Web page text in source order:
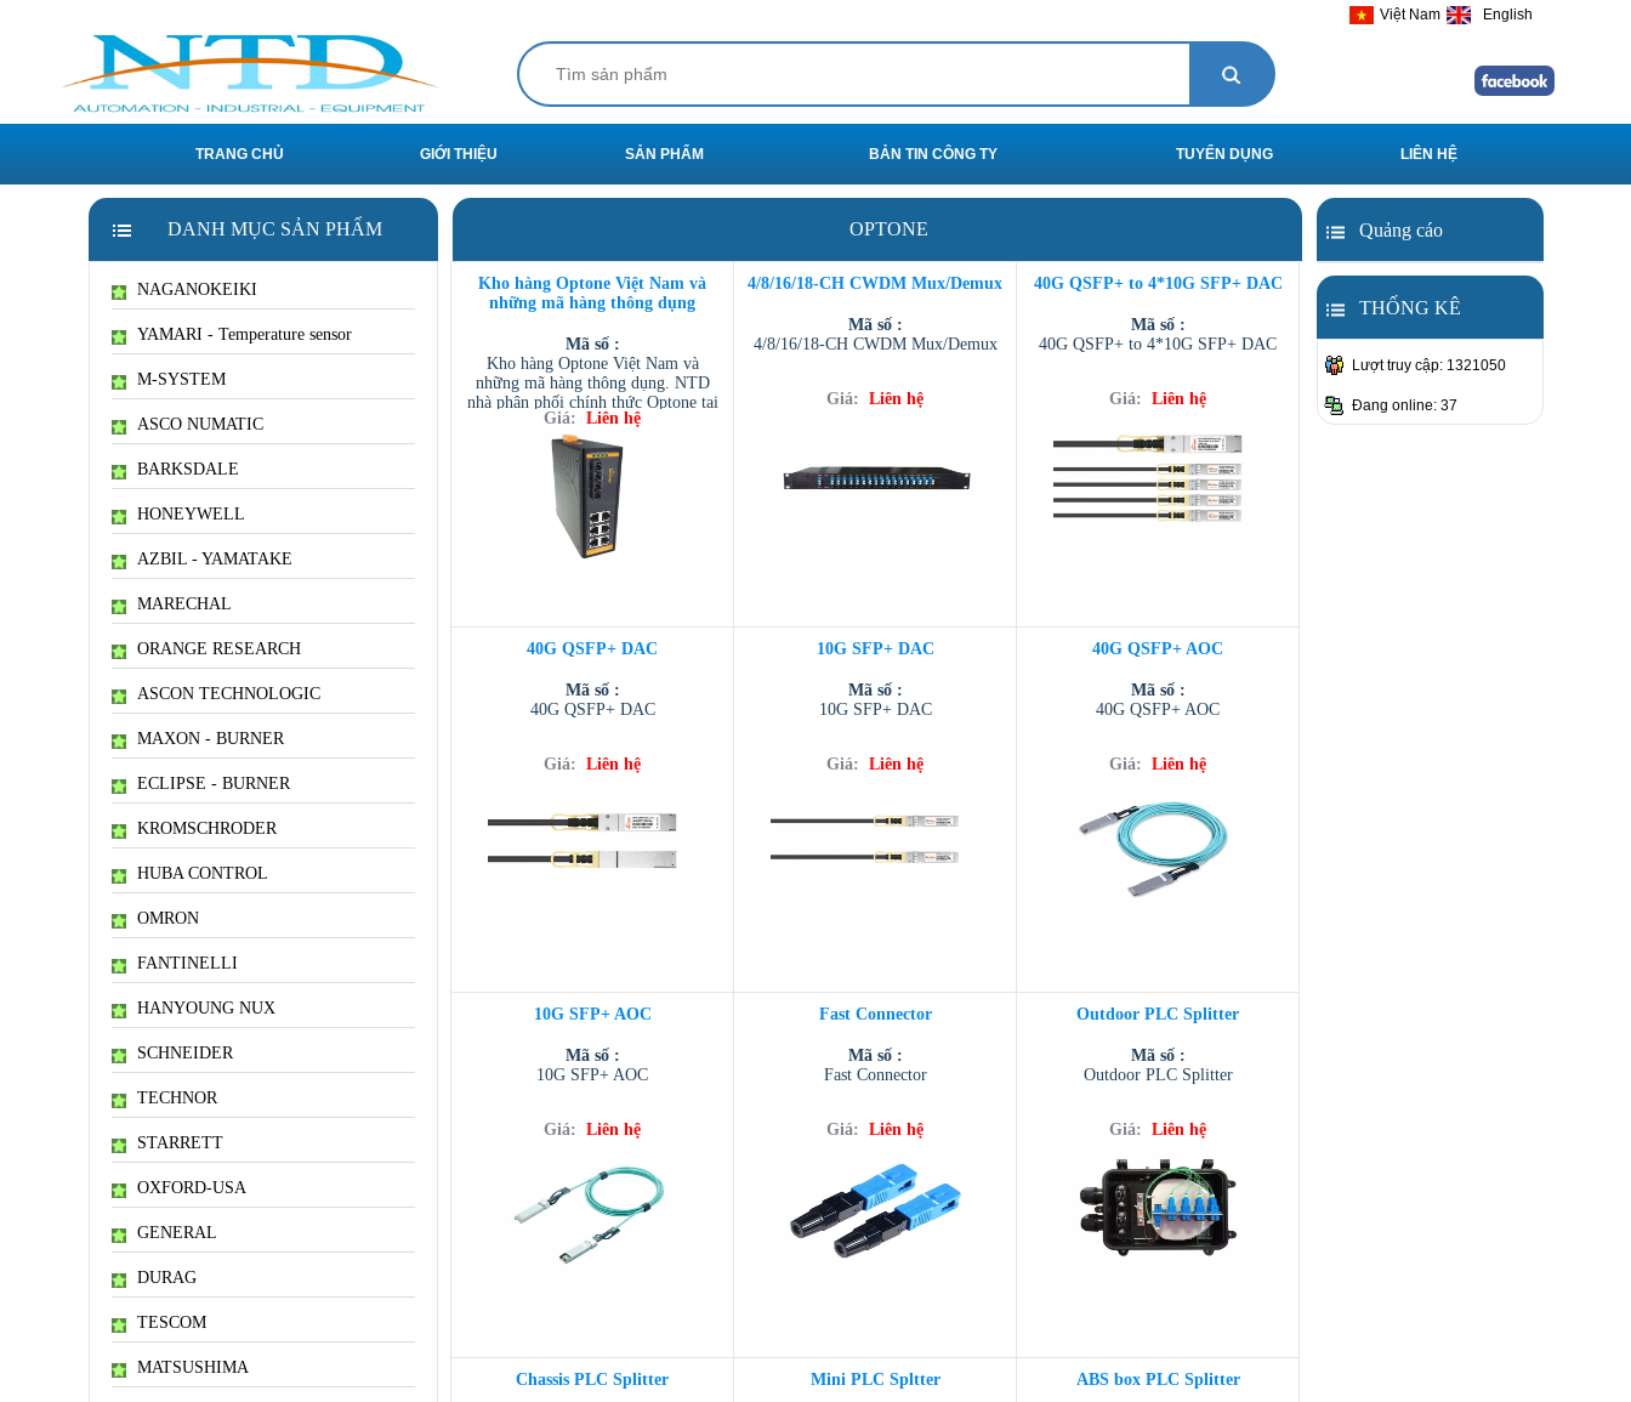
Việt Nam English
TRANG CHỦ GIỚI THIỆU SẢN PHẨM BẢN TIN CÔNG TY TUYỂN DỤNG LIÊN HỆ
DANH MỤC SẢN PHẨM
NAGANOKEIKI
YAMARI - Temperature sensor
M-SYSTEM
ASCO NUMATIC
BARKSDALE
HONEYWELL
AZBIL - YAMATAKE
MARECHAL
ORANGE RESEARCH
ASCON TECHNOLOGIC
MAXON - BURNER
ECLIPSE - BURNER
KROMSCHRODER
HUBA CONTROL
OMRON
FANTINELLI
HANYOUNG NUX
SCHNEIDER
TECHNOR
STARRETT
OXFORD-USA
GENERAL
DURAG
TESCOM
MATSUSHIMA
OPTONE
Kho hàng Optone Việt Nam và
những mã hàng thông dụng
Mã số :
Kho hàng Optone Việt Nam và
những mã hàng thông dụng. NTD
nhà phân phối chính thức Optone tại
Việt Nam
Giá: Liên hệ
4/8/16/18-CH CWDM Mux/Demux
Mã số :
4/8/16/18-CH CWDM Mux/Demux
Giá: Liên hệ
40G QSFP+ to 4*10G SFP+ DAC
Mã số :
40G QSFP+ to 4*10G SFP+ DAC
Giá: Liên hệ
40G QSFP+ DAC
Mã số :
40G QSFP+ DAC
Giá: Liên hệ
10G SFP+ DAC
Mã số :
10G SFP+ DAC
Giá: Liên hệ
40G QSFP+ AOC
Mã số :
40G QSFP+ AOC
Giá: Liên hệ
10G SFP+ AOC
Mã số :
10G SFP+ AOC
Giá: Liên hệ
Fast Connector
Mã số :
Fast Connector
Giá: Liên hệ
Outdoor PLC Splitter
Mã số :
Outdoor PLC Splitter
Giá: Liên hệ
Chassis PLC Splitter Mini PLC Spltter ABS box PLC Splitter
Quảng cáo
THỐNG KÊ
Lượt truy cập: 1321050
Đang online: 37